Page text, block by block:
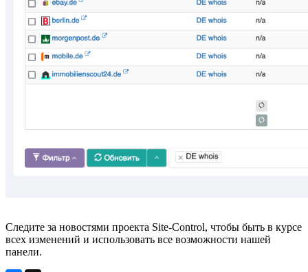
Следите за новостями проекта Site-Control, чтобы быть в курсе
всех изменений и использовать все возможности нашей
панели.